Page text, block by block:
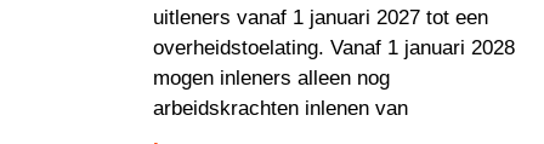
uitleners vanaf 1 januari 2027 tot een
overheidstoelating. Vanaf 1 januari 2028
mogen inleners alleen nog
arbeidskrachten inlenen van